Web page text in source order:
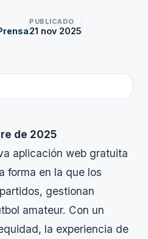
PUBLICADO
21 nov 2025
de 2025
aplicación web gratuita
forma en la que los
gestionan
amateur. Con un
la experiencia de